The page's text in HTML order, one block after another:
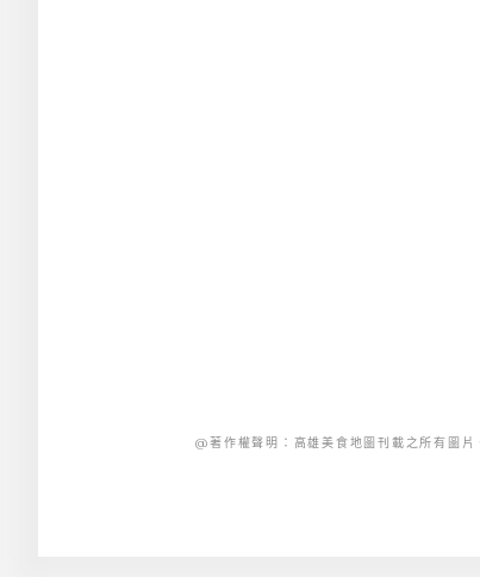
@著作權聲明：高雄美食地圖刊載之所有圖